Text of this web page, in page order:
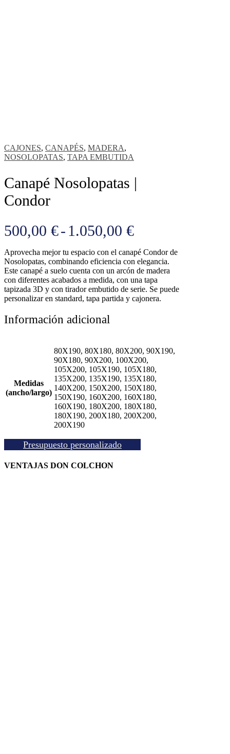
CAJONES, CANAPÉS, MADERA,
NOSOLOPATAS, TAPA EMBUTIDA
Canapé Nosolopatas |
Condor
500,00 €- 1.050,00 €Rango
de
precios:
desde
500,00 €
Aprovecha mejor tu espacio con el canapé Condor de
Nosolopatas, combinando eficiencia con elegancia.
Este canapé a suelo cuenta con un arcón de madera
con diferentes acabados a medida, con una tapa
tapizada 3D y con tirador embutido de serie. Se puede
personalizar en standard, tapa partida y cajonera.
Información adicional
Medidas
(ancho/largo)
80X190, 80X180, 80X200, 90X190,
90X180, 90X200, 100X200,
105X200, 105X190, 105X180,
135X200, 135X190, 135X180,
140X200, 150X200, 150X180,
150X190, 160X200, 160X180,
160X190, 180X200, 180X180,
180X190, 200X180, 200X200,
200X190
Presupuesto personalizado
VENTAJAS DON COLCHON